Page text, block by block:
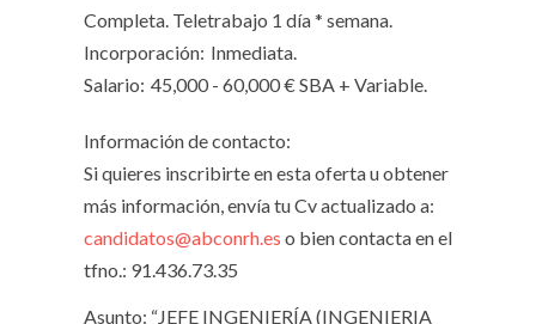
Completa. Teletrabajo 1 día * semana.
Incorporación: Inmediata.
Salario: 45,000 - 60,000 € SBA + Variable.
Información de contacto:
Si quieres inscribirte en esta oferta u obtener
más información, envía tu Cv actualizado a:
candidatos@abconrh.es o bien contacta en el
tfno.: 91.436.73.35
Asunto: “JEFE INGENIERÍA (INGENIERIA